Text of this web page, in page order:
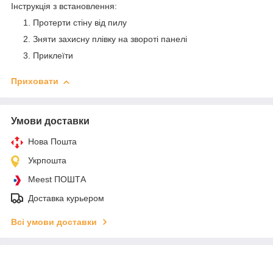
Інструкція з встановлення:
Протерти стіну від пилу
Зняти захисну плівку на звороті панелі
Приклеїти
Приховати
Умови доставки
Нова Пошта
Укрпошта
Meest ПОШТА
Доставка курьером
Всі умови доставки